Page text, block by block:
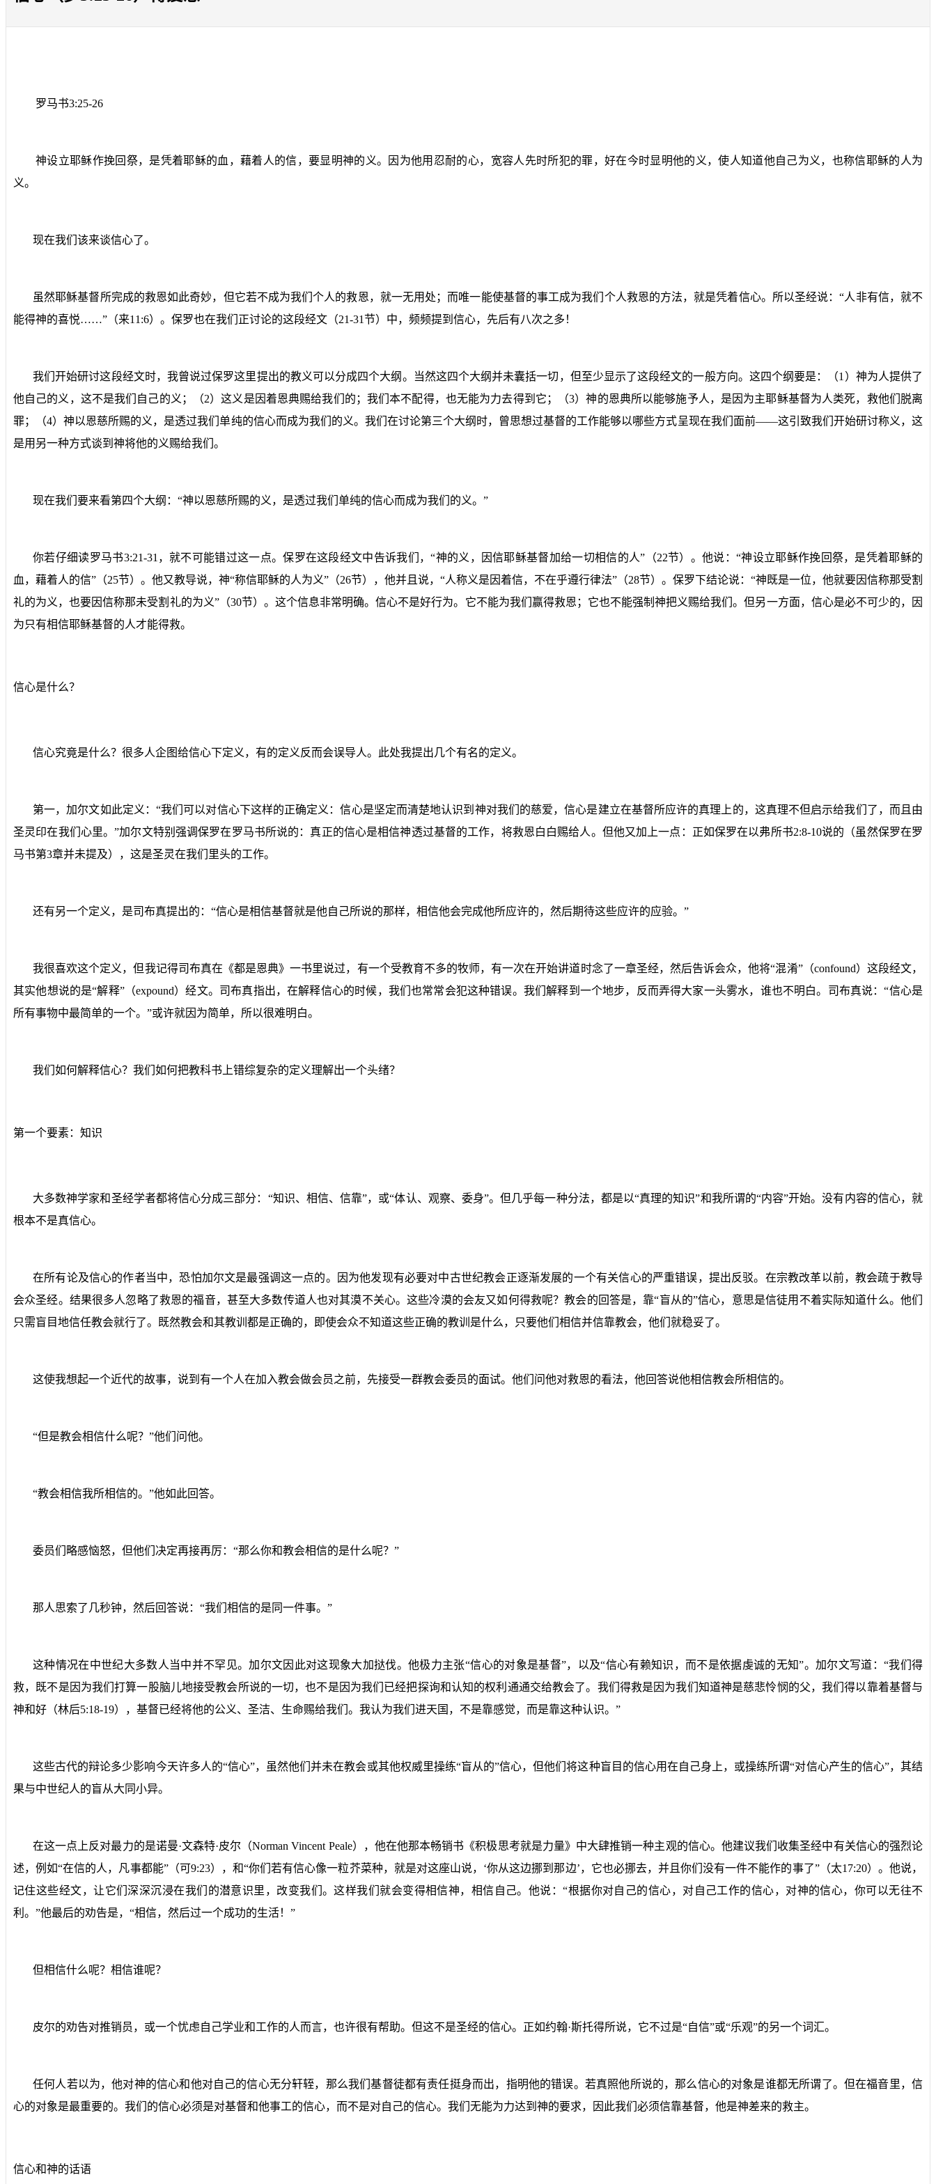
罗马书3:25-26
神设立耶稣作挽回祭，是凭着耶稣的血，藉着人的信，要显明神的义。因为他用忍耐的心，宽容人先时所犯的罪，好在今时显明他的义，使人知道他自己为义，也称信耶稣的人为
义。
现在我们该来谈信心了。
虽然耶稣基督所完成的救恩如此奇妙，但它若不成为我们个人的救恩，就一无用处；而唯一能使基督的事工成为我们个人救恩的方法，就是凭着信心。所以圣经说：“人非有信，就不
能得神的喜悦……”（来11:6）。保罗也在我们正讨论的这段经文（21-31节）中，频频提到信心，先后有八次之多！
我们开始研讨这段经文时，我曾说过保罗这里提出的教义可以分成四个大纲。当然这四个大纲并未囊括一切，但至少显示了这段经文的一般方向。这四个纲要是：（1 ）神为人提供了
他自己的义，这不是我们自己的义；（2）这义是因着恩典赐给我们的；我们本不配得，也无能为力去得到它；（3）神的恩典所以能够施予人，是因为主耶稣基督为人类死，救他们脱离
罪；（4）神以恩慈所赐的义，是透过我们单纯的信心而成为我们的义。我们在讨论第三个大纲时，曾思想过基督的工作能够以哪些方式呈现在我们面前——这引致我们开始研讨称义，这
是用另一种方式谈到神将他的义赐给我们。
现在我们要来看第四个大纲：“神以恩慈所赐的义，是透过我们单纯的信心而成为我们的义。”
你若仔细读罗马书3:21-31 ，就不可能错过这一点。保罗在这段经文中告诉我们，“神的义，因信耶稣基督加给一切相信的人”（22节）。他说：“神设立耶稣作挽回祭，是凭着耶稣的
血，藉着人的信”（25节）。他又教导说，神“称信耶稣的人为义”（26节），他并且说，“人称义是因着信，不在乎遵行律法”（28节）。保罗下结论说：“神既是一位，他就要因信称那受割
礼的为义，也要因信称那未受割礼的为义”（30节）。这个信息非常明确。信心不是好行为。它不能为我们赢得救恩；它也不能强制神把义赐给我们。但另一方面，信心是必不可少的，因
为只有相信耶稣基督的人才能得救。
信心是什么？
信心究竟是什么？很多人企图给信心下定义，有的定义反而会误导人。此处我提出几个有名的定义。
第一，加尔文如此定义：“我们可以对信心下这样的正确定义：信心是坚定而清楚地认识到神对我们的慈爱，信心是建立在基督所应许的真理上的，这真理不但启示给我们了，而且由
圣灵印在我们心里。”加尔文特别强调保罗在罗马书所说的：真正的信心是相信神透过基督的工作，将救恩白白赐给人。但他又加上一点：正如保罗在以弗所书2:8-10说的（虽然保罗在罗
马书第3章并未提及），这是圣灵在我们里头的工作。
还有另一个定义，是司布真提出的：“信心是相信基督就是他自己所说的那样，相信他会完成他所应许的，然后期待这些应许的应验。”
我很喜欢这个定义，但我记得司布真在《都是恩典》一书里说过，有一个受教育不多的牧师，有一次在开始讲道时念了一章圣经，然后告诉会众，他将“混淆”（confound）这段经文，
其实他想说的是“解释”（expound）经文。司布真指出，在解释信心的时候，我们也常常会犯这种错误。我们解释到一个地步，反而弄得大家一头雾水，谁也不明白。司布真说：“信心是
所有事物中最简单的一个。”或许就因为简单，所以很难明白。
我们如何解释信心？我们如何把教科书上错综复杂的定义理解出一个头绪？
第一个要素：知识
大多数神学家和圣经学者都将信心分成三部分：“知识、相信、信靠”，或“体认、观察、委身”。但几乎每一种分法，都是以“真理的知识”和我所谓的“内容”开始。没有内容的信心，就
根本不是真信心。
在所有论及信心的作者当中，恐怕加尔文是最强调这一点的。因为他发现有必要对中古世纪教会正逐渐发展的一个有关信心的严重错误，提出反驳。在宗教改革以前，教会疏于教导
会众圣经。结果很多人忽略了救恩的福音，甚至大多数传道人也对其漠不关心。这些冷漠的会友又如何得救呢？教会的回答是，靠“盲从的”信心，意思是信徒用不着实际知道什么。他们
只需盲目地信任教会就行了。既然教会和其教训都是正确的，即使会众不知道这些正确的教训是什么，只要他们相信并信靠教会，他们就稳妥了。
这使我想起一个近代的故事，说到有一个人在加入教会做会员之前，先接受一群教会委员的面试。他们问他对救恩的看法，他回答说他相信教会所相信的。
“但是教会相信什么呢？”他们问他。
“教会相信我所相信的。”他如此回答。
委员们略感恼怒，但他们决定再接再厉：“那么你和教会相信的是什么呢？”
那人思索了几秒钟，然后回答说：“我们相信的是同一件事。”
这种情况在中世纪大多数人当中并不罕见。加尔文因此对这现象大加挞伐。他极力主张“信心的对象是基督”，以及“信心有赖知识，而不是依据虔诚的无知”。加尔文写道：“我们得
救，既不是因为我们打算一股脑儿地接受教会所说的一切，也不是因为我们已经把探询和认知的权利通通交给教会了。我们得救是因为我们知道神是慈悲怜悯的父，我们得以靠着基督与
神和好（林后5:18-19），基督已经将他的公义、圣洁、生命赐给我们。我认为我们进天国，不是靠感觉，而是靠这种认识。”
这些古代的辩论多少影响今天许多人的“信心”，虽然他们并未在教会或其他权威里操练“盲从的”信心，但他们将这种盲目的信心用在自己身上，或操练所谓“对信心产生的信心”，其结
果与中世纪人的盲从大同小异。
在这一点上反对最力的是诺曼·文森特·皮尔（Norman Vincent Peale）
，他在他那本畅销书《积极思考就是力量》中大肆推销一种主观的信心。他建议我们收集圣经中有关信心的强烈论
述，例如“在信的人，凡事都能”（可9:23），和“你们若有信心像一粒芥菜种，就是对这座山说，‘你从这边挪到那边’，它也必挪去，并且你们没有一件不能作的事了”（太17:20）。他说，
记住这些经文，让它们深深沉浸在我们的潜意识里，改变我们。这样我们就会变得相信神，相信自己。他说：“根据你对自己的信心，对自己工作的信心，对神的信心，你可以无往不
利。”他最后的劝告是，“相信，然后过一个成功的生活！”
但相信什么呢？相信谁呢？
皮尔的劝告对推销员，或一个忧虑自己学业和工作的人而言，也许很有帮助。但这不是圣经的信心。正如约翰·斯托得所说，它不过是“自信”或“乐观”的另一个词汇。
任何人若以为，他对神的信心和他对自己的信心无分轩轾，那么我们基督徒都有责任挺身而出，指明他的错误。若真照他所说的，那么信心的对象是谁都无所谓了。但在福音里，信
心的对象是最重要的。我们的信心必须是对基督和他事工的信心，而不是对自己的信心。我们无能为力达到神的要求，因此我们必须信靠基督，他是神差来的救主。
信心和神的话语